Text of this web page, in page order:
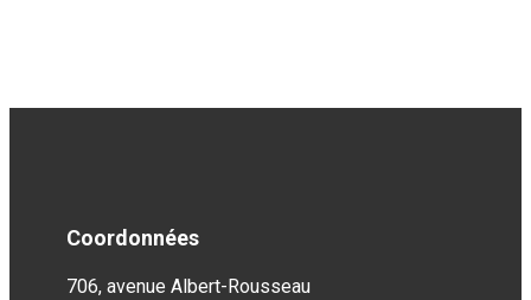
Coordonnées
706, avenue Albert-Rousseau